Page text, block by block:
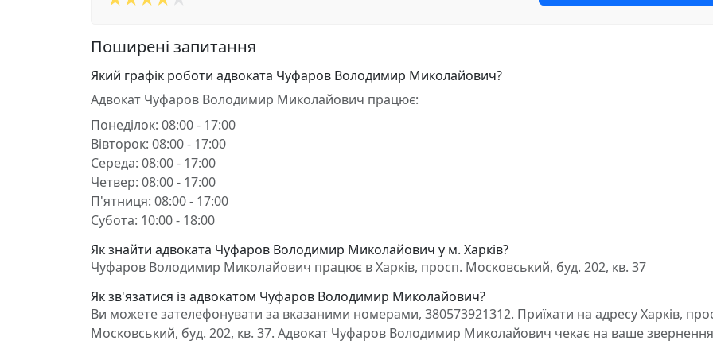
Поширені запитання
Який графік роботи адвоката Чуфаров Володимир Миколайович?
Адвокат Чуфаров Володимир Миколайович працює:
Понеділок: 08:00 - 17:00
Вівторок: 08:00 - 17:00
Середа: 08:00 - 17:00
Четвер: 08:00 - 17:00
П'ятниця: 08:00 - 17:00
Субота: 10:00 - 18:00
Як знайти адвоката Чуфаров Володимир Миколайович у м. Харків?
Чуфаров Володимир Миколайович працює в Харків, просп. Московський, буд. 202, кв. 37
Як зв'язатися із адвокатом Чуфаров Володимир Миколайович?
Ви можете зателефонувати за вказаними номерами, 380573921312. Приїхати на адресу Харків,
Московський, буд. 202, кв. 37. Адвокат Чуфаров Володимир Миколайович чекає на ваше